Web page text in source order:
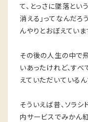
て、とっさに墜落とい
消える」ってなんだろ
んやりとおぼえていま
その後の人生の中で
いあったけれど、す
えていただいているん
そういえば昔、ソラシ
内サービスでみかん